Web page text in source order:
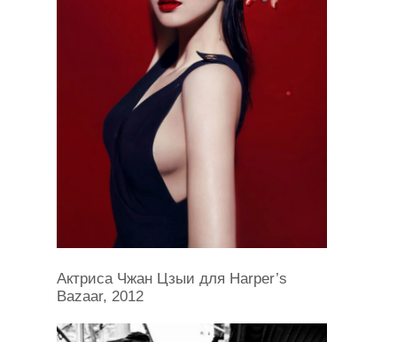
Актриса Чжан Цзыи для Harper’s
Bazaar, 2012